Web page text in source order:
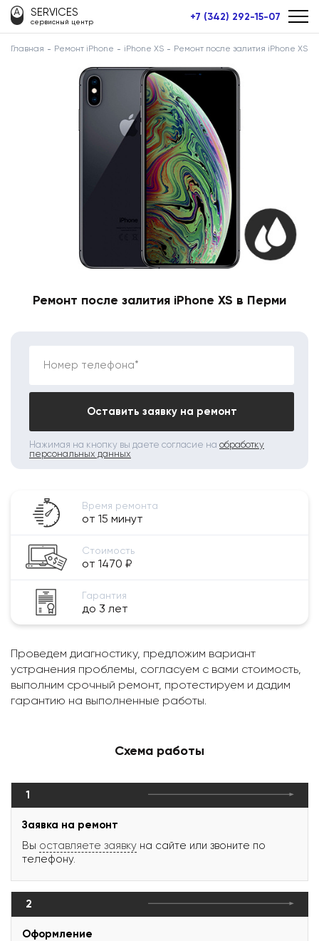
SERVICES
сервисный центр +7 (342) 292-15-07
Главная Ремонт iPhone iPhone XS Ремонт после залития iPhone XS
Ремонт после залития iPhone XS в Перми
Номер телефона*
Оставить заявку на ремонт
Нажимая на кнопку вы даете согласие на обработку
персональных данных
Время ремонта
от 15 минут
Стоимость
от 1470 ₽
Гарантия
до 3 лет
Проведем диагностику, предложим вариант
устранения проблемы, согласуем с вами стоимость,
выполним срочный ремонт, протестируем и дадим
гарантию на выполненные работы.
Схема работы
1
Заявка на ремонт
Вы оставляете заявку на сайте или звоните по
телефону.
2
Оформление